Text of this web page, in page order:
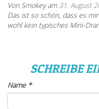
Von Smokey am 31. August
Das ist so schön, dass es
wohl kein typisches Mini-
SCHREIBE
Name*